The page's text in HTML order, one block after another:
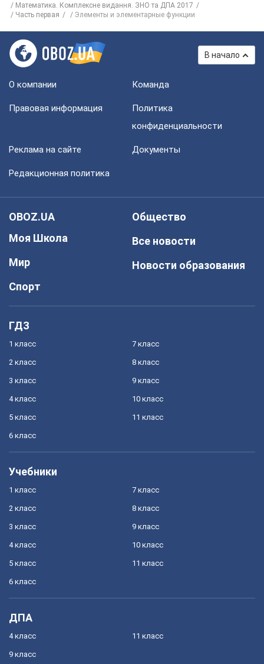
Математика. Комплексне видання. ЗНО та ДПА 2017
Часть первая
Элементы и элементарные функции
В начало
О компании Команда
Правовая информация
Политика
конфиденциальности
Реклама на сайте Документы
Редакционная политика
OBOZ.UA
Моя Школа
Мир
Спорт
Общество
Все новости
Новости образования
ГДЗ
1 класс
2 класс
3 класс
4 класс
5 класс
6 класс
7 класс
8 класс
9 класс
10 класс
11 класс
Учебники
1 класс
2 класс
3 класс
4 класс
5 класс
6 класс
7 класс
8 класс
9 класс
10 класс
11 класс
ДПА
4 класс
9 класс
11 класс